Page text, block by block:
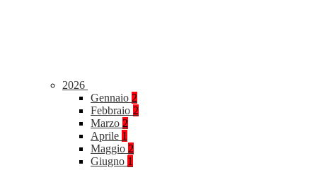
2026
Gennaio 2
Febbraio 2
Marzo 2
Aprile 1
Maggio 2
Giugno 1